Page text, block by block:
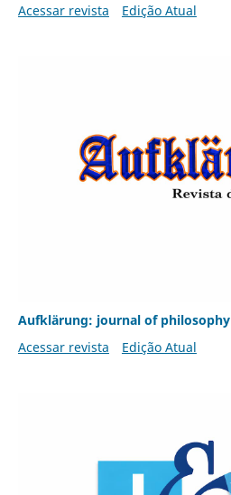
Acessar revista
Edição Atual
Aufklärung: journal of philosophy
Acessar revista
Edição Atual